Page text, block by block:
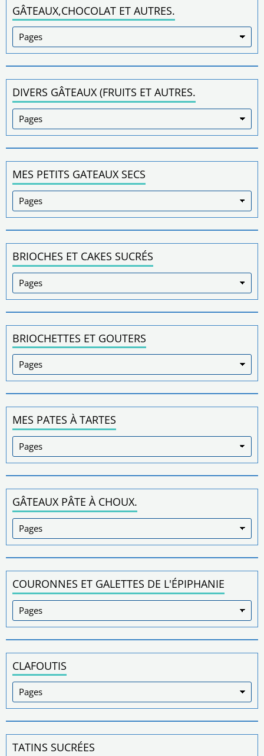
GÂTEAUX,CHOCOLAT ET AUTRES.
DIVERS GÂTEAUX (FRUITS ET AUTRES.
MES PETITS GATEAUX SECS
BRIOCHES ET CAKES SUCRÉS
BRIOCHETTES ET GOUTERS
MES PATES À TARTES
GÂTEAUX PÂTE À CHOUX.
COURONNES ET GALETTES DE L'ÉPIPHANIE
CLAFOUTIS
TATINS SUCRÉES